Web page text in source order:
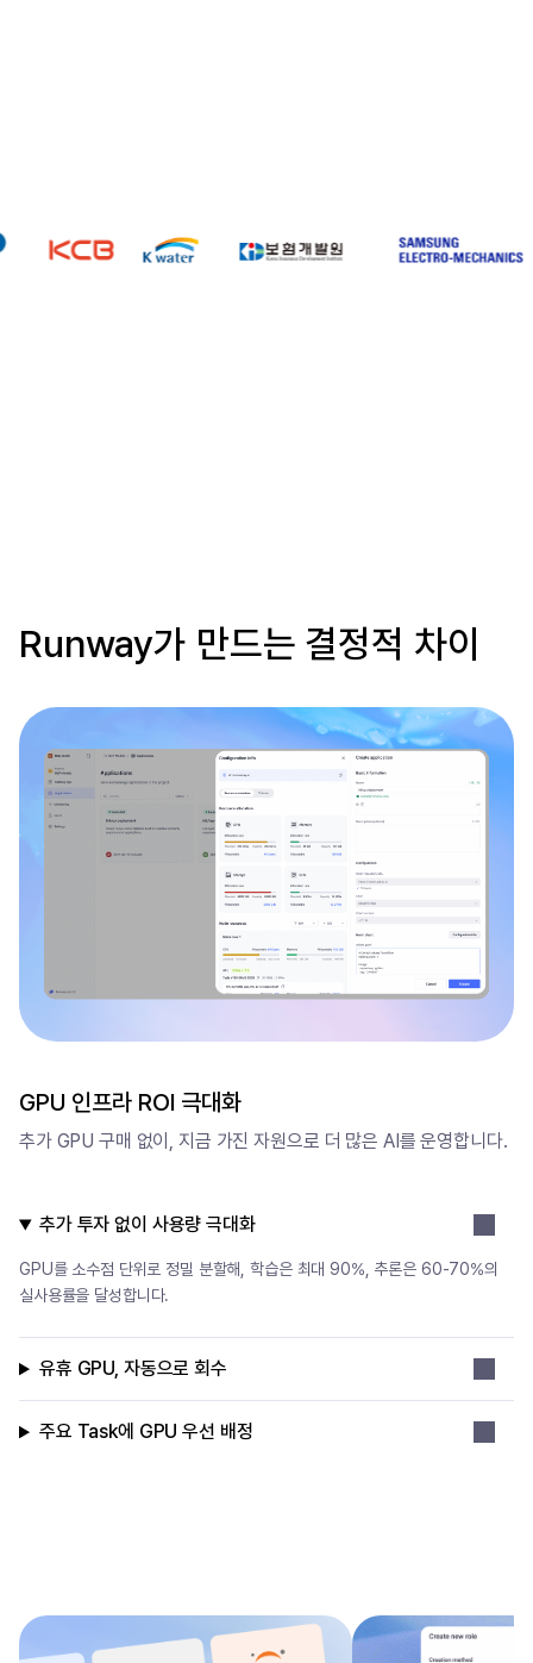
Runway가 만드는 결정적 차이
GPU 인프라 ROI 극대화
추가 GPU 구매 없이, 지금 가진 자원으로 더 많은 AI를 운영합니다.
추가 투자 없이 사용량 극대화
GPU를 소수점 단위로 정밀 분할해, 학습은 최대 90%, 추론은 60-70%의
실사용률을 달성합니다.
유휴 GPU, 자동으로 회수
주요 Task에 GPU 우선 배정